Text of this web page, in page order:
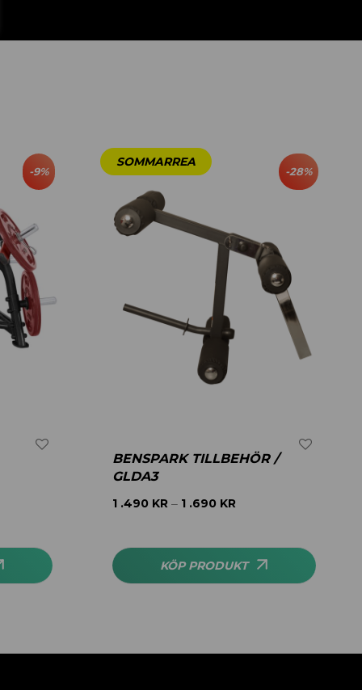
-9% -28%
BENSPARK TILLBEHÖR /
GLDA3
1 .490 KR – 1 .690 KR
KÖP PRODUKT